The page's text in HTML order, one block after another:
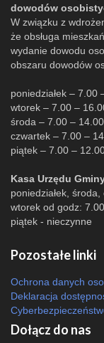
dowodów
W związku z
że obsługa
wydanie dowodu
obszaru dowodów
poniedziałek – 7.00
wtorek – 7.00 –
środa – 7.00 – 14.00
czwartek – 7.00 –
piątek – 7.00 –
Kasa Urzędu
poniedziałek,
wtorek od godz:
piątek - nieczynne
Pozostałe linki
Ochrona danych
Deklaracja
Dołącz do nas